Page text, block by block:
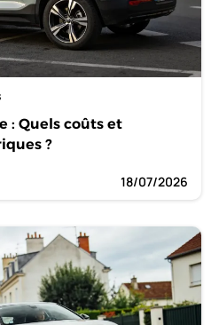
: Quels coûts et
?
18/07/2026